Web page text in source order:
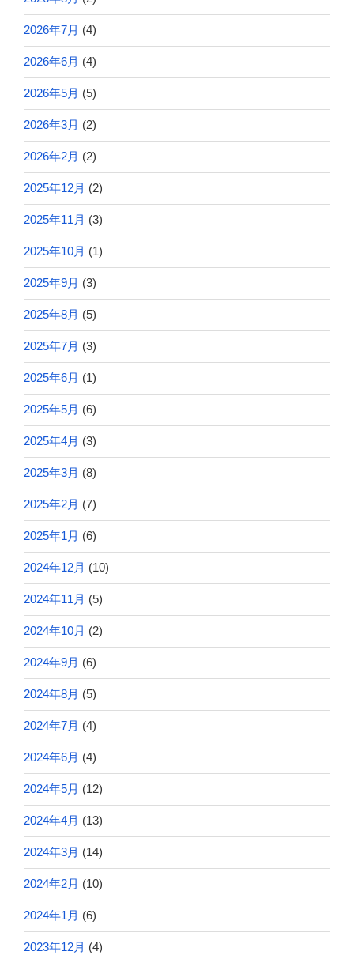
2026年7月 (4)
2026年6月 (4)
2026年5月 (5)
2026年3月 (2)
2026年2月 (2)
2025年12月 (2)
2025年11月 (3)
2025年10月 (1)
2025年9月 (3)
2025年8月 (5)
2025年7月 (3)
2025年6月 (1)
2025年5月 (6)
2025年4月 (3)
2025年3月 (8)
2025年2月 (7)
2025年1月 (6)
2024年12月 (10)
2024年11月 (5)
2024年10月 (2)
2024年9月 (6)
2024年8月 (5)
2024年7月 (4)
2024年6月 (4)
2024年5月 (12)
2024年4月 (13)
2024年3月 (14)
2024年2月 (10)
2024年1月 (6)
2023年12月 (4)